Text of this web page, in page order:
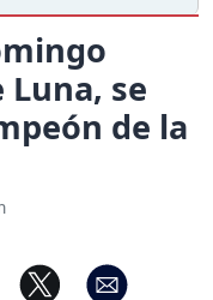
Luna, se
de la